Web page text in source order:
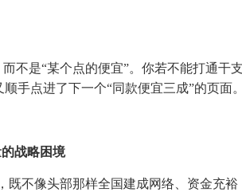
不是“某个点的便宜”。你若不能打通干
手点进了下一个“同款便宜三成”的页面。
战略困境
既不像头部那样全国建成网络、资金充裕